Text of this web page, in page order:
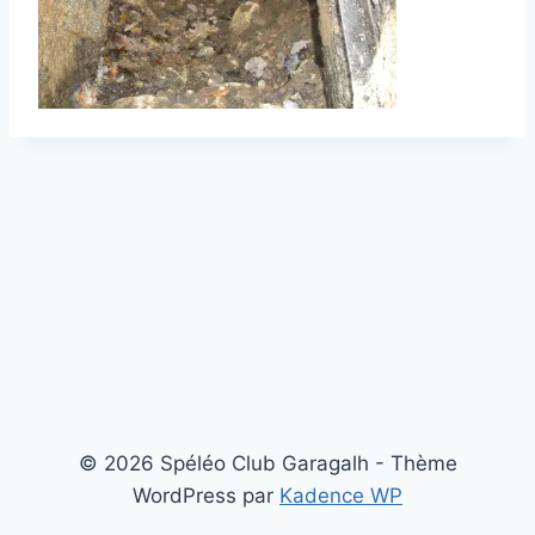
© 2026 Spéléo Club Garagalh - Thème
WordPress par Kadence WP